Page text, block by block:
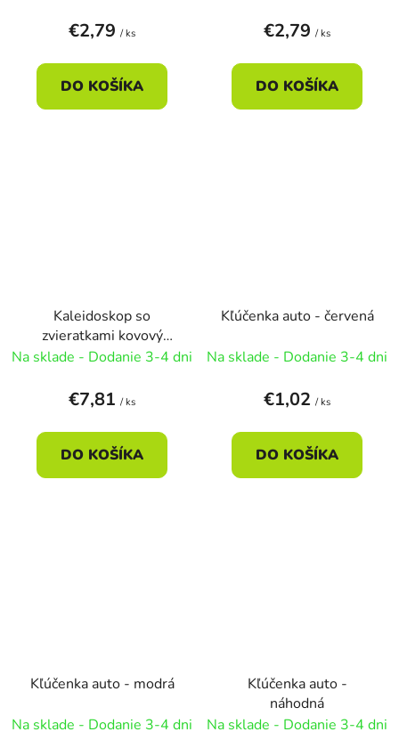
€2,79 / ks
DO KOŠÍKA
€2,79 / ks
DO KOŠÍKA
Kaleidoskop so
zvieratkami kovový
18cm
Na sklade - Dodanie 3-4 dni
€7,81 / ks
DO KOŠÍKA
Kľúčenka auto - červená
Na sklade - Dodanie 3-4 dni
€1,02 / ks
DO KOŠÍKA
Kľúčenka auto - modrá
Na sklade - Dodanie 3-4 dni
Kľúčenka auto -
náhodná
Na sklade - Dodanie 3-4 dni